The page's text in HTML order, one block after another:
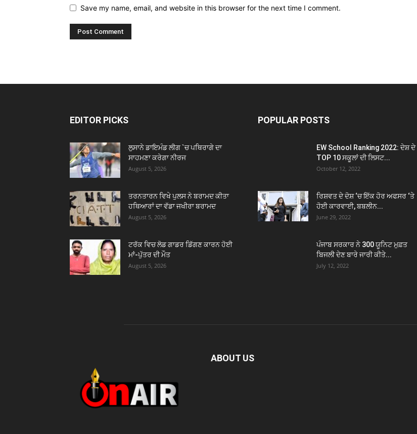
Save my name, email, and website in this browser for the next time I comment.
EDITOR PICKS
ਲੁਸਾਨੇ ਡਾਇਮੰਡ ਲੀਗ `ਚ ਪਥਿਰਾਗੇ ਦਾ
ਸਾਹਮਣਾ ਕਰੇਗਾ ਨੀਰਜ
August 5, 2026
ਤਰਨਤਾਰਨ ਵਿਖੇ ਪੁਲਸ ਨੇ ਬਰਾਮਦ ਕੀਤਾ
ਹਥਿਆਰਾਂ ਦਾ ਵੱਡਾ ਜਖੀਰਾ ਬਰਾਮਦ
August 5, 2026
ਟਰੱਕ ਵਿਚ ਲੋਡ ਗਾਡਰ ਡਿੱਗਣ ਕਾਰਨ ਹੋਈ
ਮਾਂ-ਪੁੱਤਰ ਦੀ ਮੌਤ
August 5, 2026
POPULAR POSTS
EW School Ranking 2022: ਦੇਸ਼ ਦੇ
TOP 10 ਸਕੂਲਾਂ ਦੀ ਲਿਸਟ...
October 12, 2022
ਰਿਸ਼ਵਤ ਦੇ ਦੋਸ਼ ‘ਚ ਇੱਕ ਹੋਰ ਅਫਸਰ ‘ਤੇ
ਹੋਈ ਕਾਰਵਾਈ, ਬਬਲੀਨ...
June 29, 2022
ਪੰਜਾਬ ਸਰਕਾਰ ਨੇ 300 ਯੂਨਿਟ ਮੁਫ਼ਤ
ਬਿਜਲੀ ਦੇਣ ਬਾਰੇ ਜਾਰੀ ਕੀਤੇ...
July 12, 2022
ABOUT US